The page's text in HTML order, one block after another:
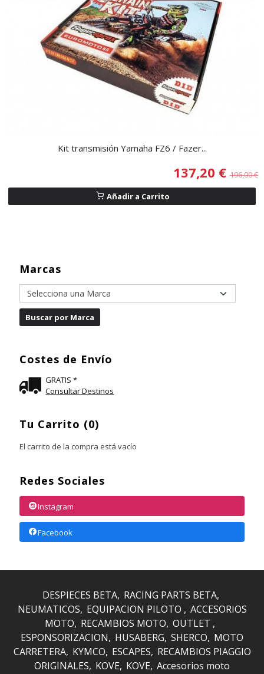
Marcas
Costes de Envío
GRATIS *
Consultar Destinos
Tu Carrito (0)
El carrito de la compra está vacío
Redes Sociales
Instagram
Facebook
Kit transmisión Yamaha FZ6 / Fazer...
137,20 € 196,00 €
Añadir a Carrito
DESPIECES BETA RACING PARTS BETA
NEUMATICOS EQUIPACION PILOTO
ACCESORIOS
MOTO RECAMBIOS MOTO OUTLET
ESPONSORIZACION
HUSABERG SHERCO MOTO
CARRETERA KYMCO ESCAPES RECAMBIOS PIAGGIO
ORIGINALES KOVE KOVE Accesorios moto